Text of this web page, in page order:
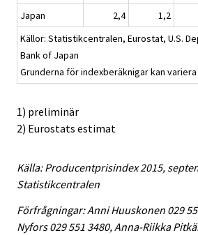
Japan 2,4 1,2
Källor: Statistikcentralen, Eurostat, U.S.
Bank of Japan
Grunderna för indexberäknigar kan variera
1) preliminär
2) Eurostats estimat
Källa: Producentprisindex 2015,
Statistikcentralen
Förfrågningar: Anni Huuskonen 029
Nyfors 029 551 3480, Anna-Riikka